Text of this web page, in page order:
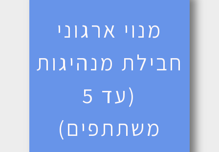
מנוי ארגוני
חבילת מנהיגות
(עד 5
משתתפים)